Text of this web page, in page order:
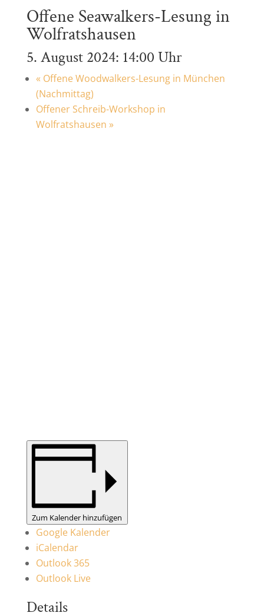
Offene Seawalkers-Lesung in
Wolfratshausen
5. August 2024: 14:00 Uhr
« Offene Woodwalkers-Lesung in München
(Nachmittag)
Offener Schreib-Workshop in
Wolfratshausen »
Zum Kalender hinzufügen
Google Kalender
iCalendar
Outlook 365
Outlook Live
Details